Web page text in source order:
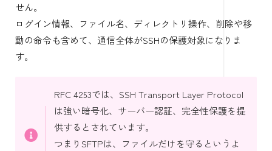
せん。
ログイン情報、ファイル名、ディレクトリ操作、削除や移
動の命令も含めて、通信全体がSSHの保護対象になりま
す。
RFC 4253では、SSH Transport Layer Protocol
は強い暗号化、サーバー認証、完全性保護を提
供するとされています。
つまりSFTPは、ファイルだけを守るというよ